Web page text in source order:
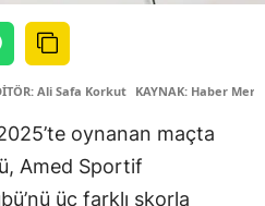
Ali Safa Korkut KAYNAK: Haber
oynanan maçta
Amed Sportif
üç farklı skorla